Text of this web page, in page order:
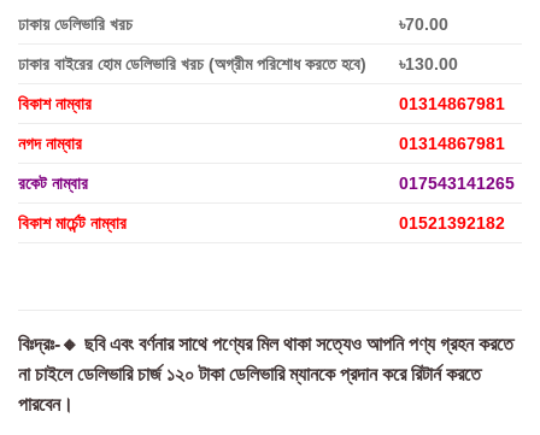
ঢাকায় ডেলিভারি খরচ ৳70.00
ঢাকার বাইরের হোম ডেলিভারি খরচ (অগ্রীম পরিশোধ করতে হবে) ৳130.00
বিকাশ নাম্বার 01314867981
নগদ নাম্বার 01314867981
রকেট নাম্বার 017543141265
বিকাশ মার্চেন্ট নাম্বার 01521392182
বিঃদ্রঃ-🔸 ছবি এবং বর্ণনার সাথে পণ্যের মিল থাকা সত্যেও আপনি পণ্য গ্রহন করতে
না চাইলে ডেলিভারি চার্জ ১২০ টাকা ডেলিভারি ম্যানকে প্রদান করে রিটার্ন করতে
পারবেন।